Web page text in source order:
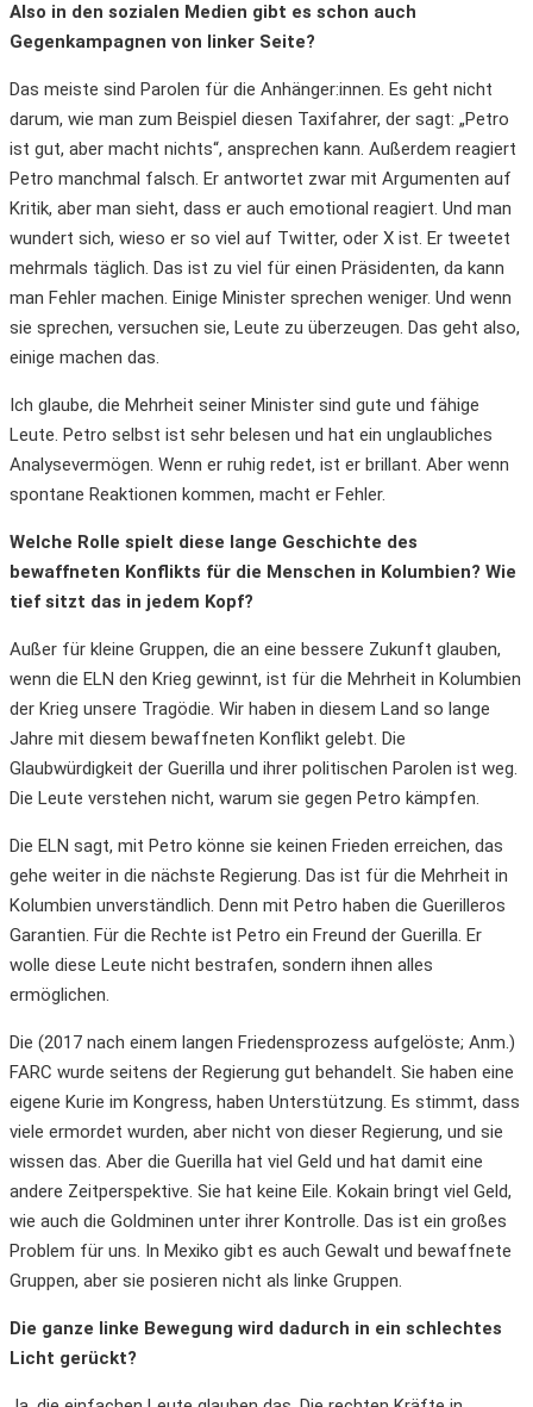
Also in den sozialen Medien gibt es schon auch
Gegenkampagnen von linker Seite?
Das meiste sind Parolen für die Anhänger:innen. Es geht nicht
darum, wie man zum Beispiel diesen Taxifahrer, der sagt: „Petro
ist gut, aber macht nichts“, ansprechen kann. Außerdem reagiert
Petro manchmal falsch. Er antwortet zwar mit Argumenten auf
Kritik, aber man sieht, dass er auch emotional reagiert. Und man
wundert sich, wieso er so viel auf Twitter, oder X ist. Er tweetet
mehrmals täglich. Das ist zu viel für einen Präsidenten, da kann
man Fehler machen. Einige Minister sprechen weniger. Und wenn
sie sprechen, versuchen sie, Leute zu überzeugen. Das geht also,
einige machen das.
Ich glaube, die Mehrheit seiner Minister sind gute und fähige
Leute. Petro selbst ist sehr belesen und hat ein unglaubliches
Analysevermögen. Wenn er ruhig redet, ist er brillant. Aber wenn
spontane Reaktionen kommen, macht er Fehler.
Welche Rolle spielt diese lange Geschichte des
bewaffneten Konflikts für die Menschen in Kolumbien? Wie
tief sitzt das in jedem Kopf?
Außer für kleine Gruppen, die an eine bessere Zukunft glauben,
wenn die ELN den Krieg gewinnt, ist für die Mehrheit in Kolumbien
der Krieg unsere Tragödie. Wir haben in diesem Land so lange
Jahre mit diesem bewaffneten Konflikt gelebt. Die
Glaubwürdigkeit der Guerilla und ihrer politischen Parolen ist weg.
Die Leute verstehen nicht, warum sie gegen Petro kämpfen.
Die ELN sagt, mit Petro könne sie keinen Frieden erreichen, das
gehe weiter in die nächste Regierung. Das ist für die Mehrheit in
Kolumbien unverständlich. Denn mit Petro haben die Guerilleros
Garantien. Für die Rechte ist Petro ein Freund der Guerilla. Er
wolle diese Leute nicht bestrafen, sondern ihnen alles
ermöglichen.
Die (2017 nach einem langen Friedensprozess aufgelöste; Anm.)
FARC wurde seitens der Regierung gut behandelt. Sie haben eine
eigene Kurie im Kongress, haben Unterstützung. Es stimmt, dass
viele ermordet wurden, aber nicht von dieser Regierung, und sie
wissen das. Aber die Guerilla hat viel Geld und hat damit eine
andere Zeitperspektive. Sie hat keine Eile. Kokain bringt viel Geld,
wie auch die Goldminen unter ihrer Kontrolle. Das ist ein großes
Problem für uns. In Mexiko gibt es auch Gewalt und bewaffnete
Gruppen, aber sie posieren nicht als linke Gruppen.
Die ganze linke Bewegung wird dadurch in ein schlechtes
Licht gerückt?